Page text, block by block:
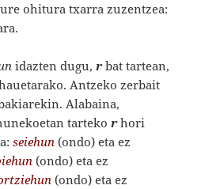
ohitura txarra zuzentzea:
idazten dugu,rbat tartean,
Antzeko zerbait
Alabaina,
tartekor hori
seiehun (ondo) eta ez
(ondo) eta ez
(ondo) eta ez